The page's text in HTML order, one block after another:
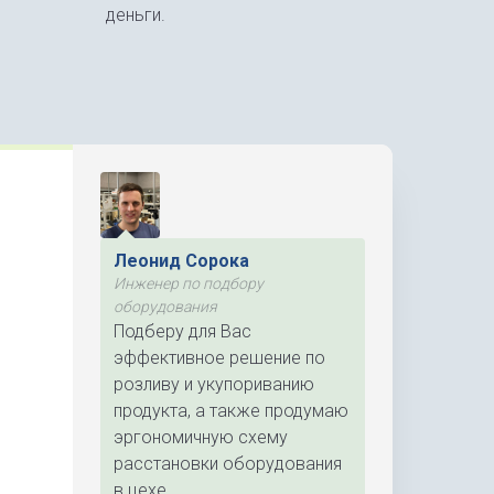
деньги.
Леонид Сорока
Инженер по подбору
оборудования
Подберу для Вас
эффективное решение по
розливу и укупориванию
продукта, а также продумаю
эргономичную схему
расстановки оборудования